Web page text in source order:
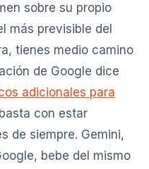
sobre su propio
más previsible del
tienes medio camino
de Google dice
adicionales para
con estar
de siempre. Gemini,
bebe del mismo